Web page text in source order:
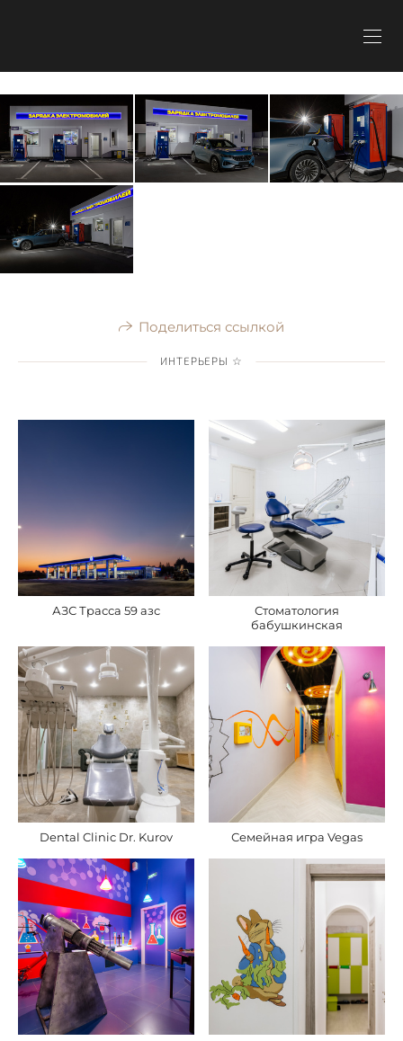
Поделиться ссылкой
ИНТЕРЬЕРЫ ☆
АЗС Трасса 59 азс
Стоматология
бабушкинская
Dental Clinic Dr. Kurov Семейная игра Vegas